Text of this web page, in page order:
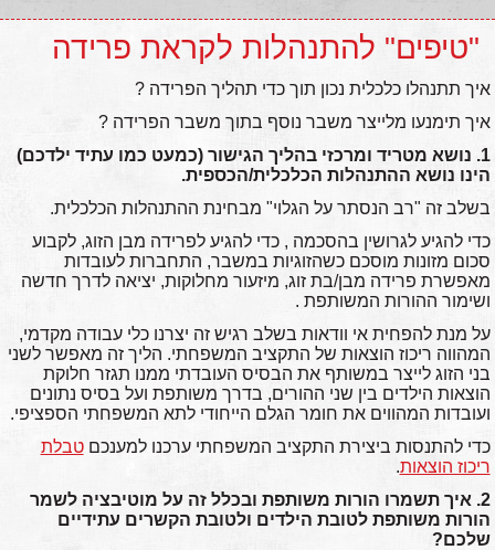
"טיפים" להתנהלות לקראת פרידה
איך תתנהלו כלכלית נכון תוך כדי תהליך הפרידה ?
איך תימנעו מלייצר משבר נוסף בתוך משבר הפרידה ?
1. נושא מטריד ומרכזי בהליך הגישור (כמעט כמו עתיד ילדכם)
הינו נושא ההתנהלות הכלכלית/הכספית.
בשלב זה "רב הנסתר על הגלוי" מבחינת ההתנהלות הכלכלית.
כדי להגיע לגרושין בהסכמה , כדי להגיע לפרידה מבן הזוג, לקבוע
סכום מזונות מוסכם כשהזוגיות במשבר, התחברות לעובדות
מאפשרת פרידה מבן/בת זוג, מיזעור מחלוקות, יציאה לדרך חדשה
ושימור ההורות המשותפת .
על מנת להפחית אי וודאות בשלב רגיש זה יצרנו כלי עבודה מקדמי,
המהווה ריכוז הוצאות של התקציב המשפחתי. הליך זה מאפשר לשני
בני הזוג לייצר במשותף את הבסיס העובדתי ממנו תגזר חלוקת
הוצאות הילדים בין שני ההורים, בדרך משותפת ועל בסיס נתונים
ועובדות המהווים את חומר הגלם הייחודי לתא המשפחתי הספציפי.
כדי להתנסות ביצירת התקציב המשפחתי ערכנו למענכםטבלת
ריכוז הוצאות.
2. איך תשמרו הורות משותפת ובכלל זה על מוטיבציה לשמר
הורות משותפת לטובת הילדים ולטובת הקשרים עתידיים
שלכם?